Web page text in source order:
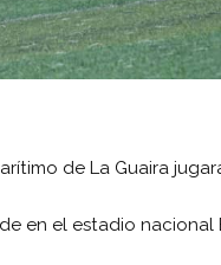
de La Guaira
en el estadio nacional